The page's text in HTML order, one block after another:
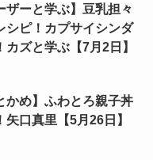
ザーと学ぶ】豆乳担々
シピ！カプサイシンダ
カズと学ぶ【7月2日】
かめ】ふわとろ親子丼
矢口真里【5月26日】